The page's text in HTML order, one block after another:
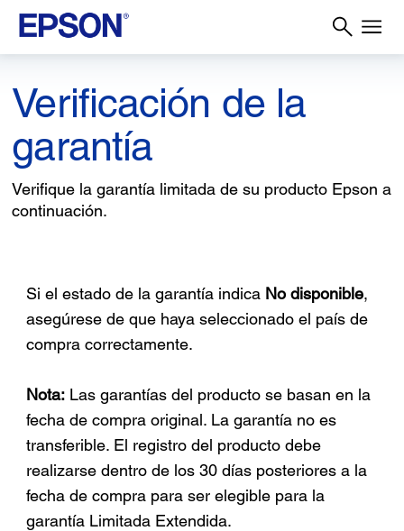
Verificación de la
garantía
Verifique la garantía limitada de su producto Epson a
continuación.
Si el estado de la garantía indica No disponible,
asegúrese de que haya seleccionado el país de
compra correctamente.
Nota:Las garantías del producto se basan en la
fecha de compra original. La garantía no es
transferible. El registro del producto debe
realizarse dentro de los 30 días posteriores a la
fecha de compra para ser elegible para la
garantía Limitada Extendida.